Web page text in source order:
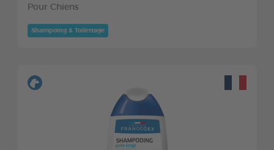
Pour Chiens
Shampoing & Toilettage